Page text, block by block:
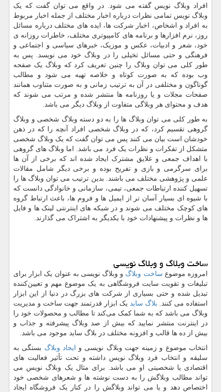
افراد وبلاگ نویس گفته می شود. در واقع می توان گفت که یک
وبلاگ نویس تمامی نظرات درباره اخبار مختلف از جمله اخبار مربوط
به افراد و اشخاص، اخبار شرکت ها، ایده های مختلف درباره مسائل
روز، نرم افزارها و برنامه های کامپیوتری مختلف، خاطرات روزانه ی
خود، شعر و ادبیات، عکس و موزیک، خبرهای سیاسی و اجتماعی و
فرهنگی و حتی مسائل تخیلی را در وبلاگ خود می نویسد. پس به
طور کلی می توان وبلاگ را چنین تعریف کرد که وبلاگ یک صفحه
وب بوده که به صورت کوتاه و خلاصه تهیه می شود و مطالب
گوناگون و مختلفی در آن به ترتیب زمانی و به صورت متناوب همانند
صفحات مجلات و یا روزنامه ها منتشر شده و مرتب می شوند که
هدف و محتوای هر وبلاگی متفاوت از وبلاگ دیگر می باشد.
به طور کلی می توان وبلاگ ها را به دو دسته وبلاگ شخصی و وبلاگ
گروهی تقسیم کرد، که در وبلاگ شخصی افراد آنچه را که در ذهن
خودشان است بیان می کنند پس می توان گفت که یک وبلاگ شخصی
متشکل از تفکرات و نظرات یک فرد می باشد. اما وبلاگ های گروهی
با اهداف جمعی و علایق مشترک ایجاد شده اند که برخی از آن ها
برای سرگرمی و بازی و تفریح بوده و برخی دیگر شامل مقالات
علمی و پژوهشی مختلف می باشند. بدین ترتیب می توان وبلاگ ها را
تسهیل کننده ارتباطات جمعی، تیمی، سازمانی و خانوادگی دانست که
با شیوه ای بسیار آسان تر از ایمیل ها و فروم ها، باعث ارتباط گروه
های کوچک مختلف می شوند و در شبکه های اینترنتی لینک ها و فایل
ها و نظرات و پیشنهادات خود با یکدیگر به اشتراک می گذارند.
ساخت وبلاگ و وبلاگ نویسی
امروزه موضوع ساخت وبلاگ و وبلاگ نویسی به عنوان یک ابزار برای
تبلیغات و تقویت سایت فروشگاهی به یک موضوع مهم و تعیین‌کننده
تبدیل شده و حتی بسیاری از شرکت های بزرگ در دنیا از این ابزار
استفاده می کنند. بلاگ ساید یک ابزار قدرتمند جهت ساخت و مدیریت
وبلاگ می باشد که به شما کمک می‌کند تا مطالب و محصولات خود را
در اینترنت منتشر نمایید که بیش از صد وبلاگ پیشرفته و جذاب و
بیش از ده ها قالب و افزونه مختلف در بلاگ ساید موجود می باشد.
انتخاب موضوع و زمینه جهت وبلاگ نویسی و ایجاد وبلاگ بستگی به
سلیقه و انتخاب فرد وبلاگ نویس داشته و تحت تأثیر فعالیت های
اقتصادی یا شخصیتی او می باشد. برای مثال یک وبلاگ نویس می
تواند مطالب وبلاگش را به دست نوشته ها و شعرهای شخصی خود
اختصاص دهد و یا می تواند وبلاگش را در کنار یک فروشگاه ایجاد